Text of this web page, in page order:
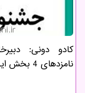
كادو دونی:
نامزدهای 4 بخش این رویداد را اعلام نمود.